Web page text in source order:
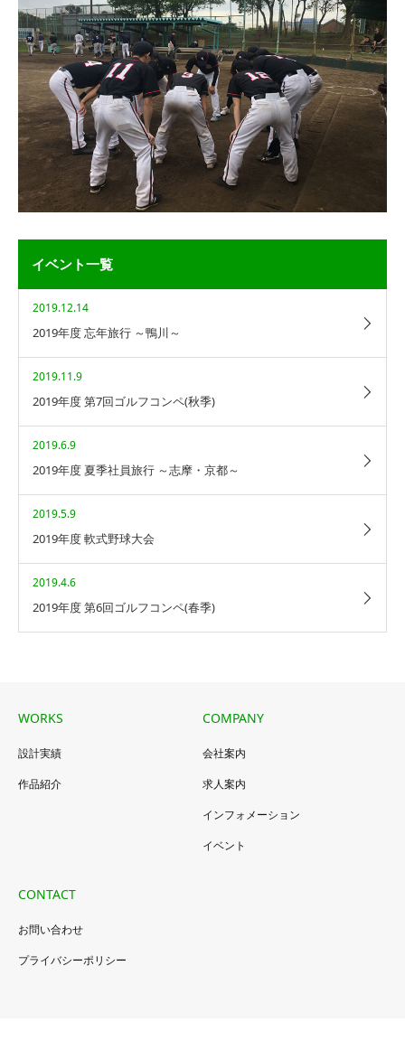
イベント一覧
2019.12.14
2019年度 忘年旅行 ～鴨川～
2019.11.9
2019年度 第7回ゴルフコンペ(秋季)
2019.6.9
2019年度 夏季社員旅行 ～志摩・京都～
2019.5.9
2019年度 軟式野球大会
2019.4.6
2019年度 第6回ゴルフコンペ(春季)
WORKS
設計実績
作品紹介
COMPANY
会社案内
求人案内
インフォメーション
イベント
CONTACT
お問い合わせ
プライバシーポリシー